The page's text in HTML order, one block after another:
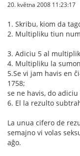
20. května 2008 11:23:17
1. Skribu, kiom da
2. Multipliku tiun
3. Adiciu 5 al
4. Multipliku la
5.Se vi jam havis en
1758;
se ne havis, do adiciu
6. El la rezulto
La unua cifero de
semajno vi volas
aĝo.